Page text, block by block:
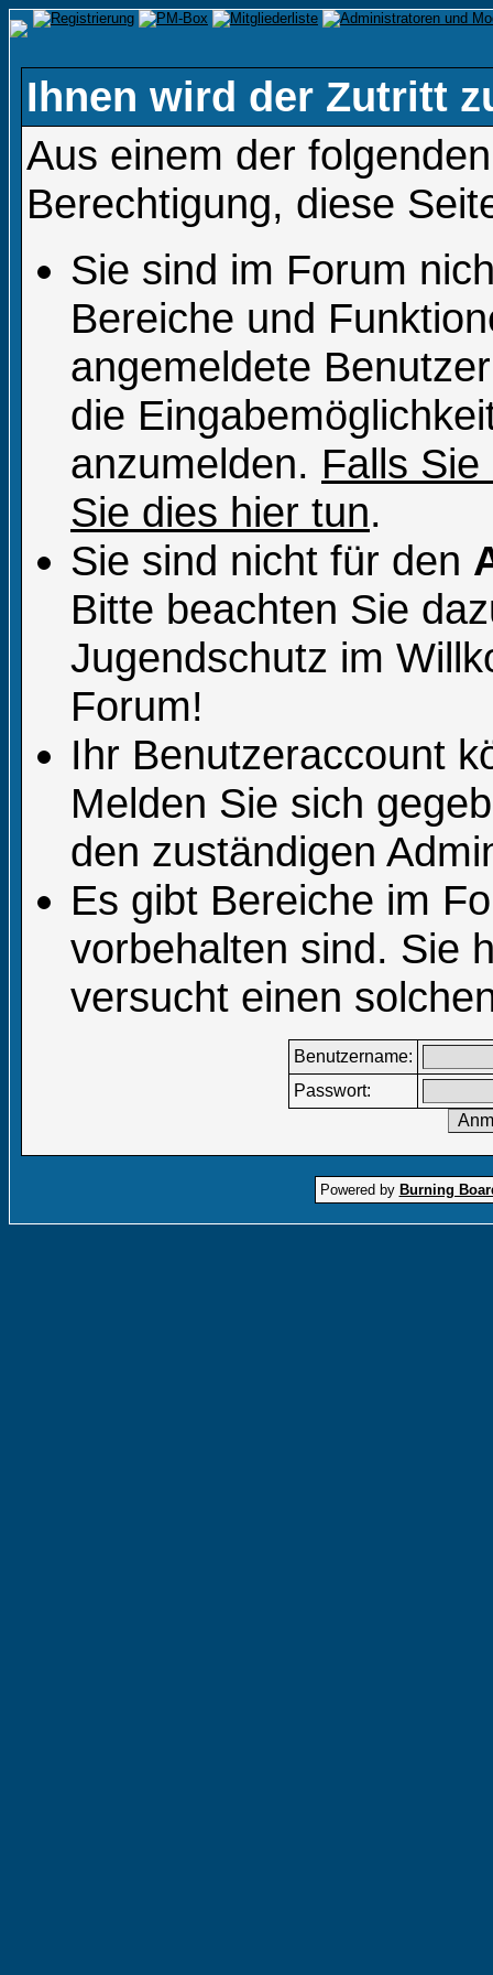
Ihnen wird der Zutritt
Aus einem der
Berechtigung, diese
Sie sind im Forum
Bereiche und
angemeldete
die
anzumelden. Falls
Sie dies hier tun.
Sie sind nicht für den
Bitte beachten Sie
Jugendschutz im
Forum!
Ihr Benutzeraccount
Melden Sie sich
den zuständigen
Es gibt Bereiche im
vorbehalten sind. Sie
versucht einen
Benutzername:
Passwort:
Powered by Burning